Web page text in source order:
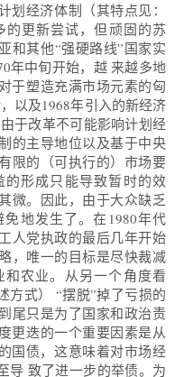
划经济体制（其特点见：
的更新尝试，但顽固的苏
和其他“强硬路线”国家实
年中旬开始，越 来越多地
于塑造充满市场元素的匈
以及1968年引入的新经济
于改革不可能影响计划经
的主导地位以及基于中央
限的（可执行的）市场要
形成只能导致暂时的效
微。因此，由于大众缺乏
地发生了。在1980年代
人党执政的最后几年开始
，唯一的目标是尽快裁减
农业。从另一个角度看
方式） “摆脱”掉了亏损的
尾只是为了国家和政治责
更迭的一个重要因素是从
国债，这意味着对市场经
导 致了进一步的举债。为